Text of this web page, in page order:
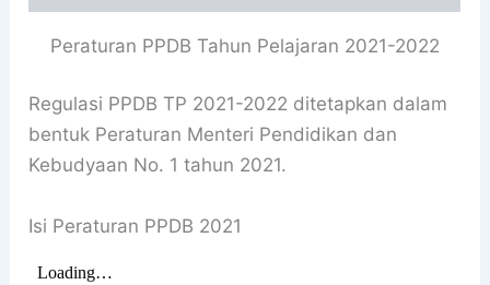
Peraturan PPDB Tahun Pelajaran 2021-2022
Regulasi PPDB TP 2021-2022 ditetapkan dalam
bentuk Peraturan Menteri Pendidikan dan
Kebudyaan No. 1 tahun 2021.
Isi Peraturan PPDB 2021